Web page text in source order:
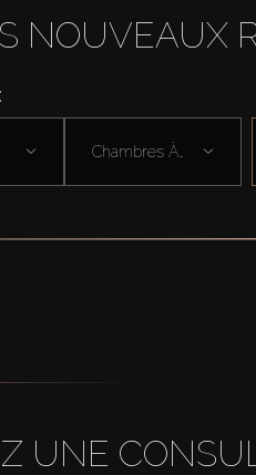
NOUVEAUX
Chambres À Cou ...
UNE